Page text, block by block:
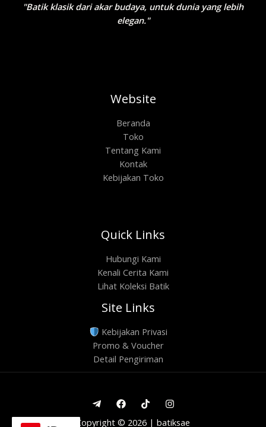
"Batik klasik dari akar budaya, untuk dunia yang lebih
elegan."
Website
Beranda
Toko
Tentang Kami
Kontak
Kebijakan Toko
Quick Links
Hubungi Kami
Kenali Cerita Kami
Lihat Koleksi Batik
Site Links
Kebijakan Privasi
Promo & Voucher
Detail Pengiriman
Copyright © 2026 | batiksae